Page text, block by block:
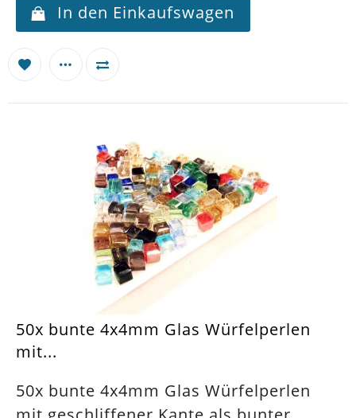
In den Einkaufswagen
50x bunte 4x4mm Glas Würfelperlen
mit...
50x bunte 4x4mm Glas Würfelperlen